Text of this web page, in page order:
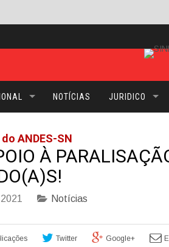
NOTÍCIAS JURIDICO
ANDES-SN
À
Notícias
Twitter Google+